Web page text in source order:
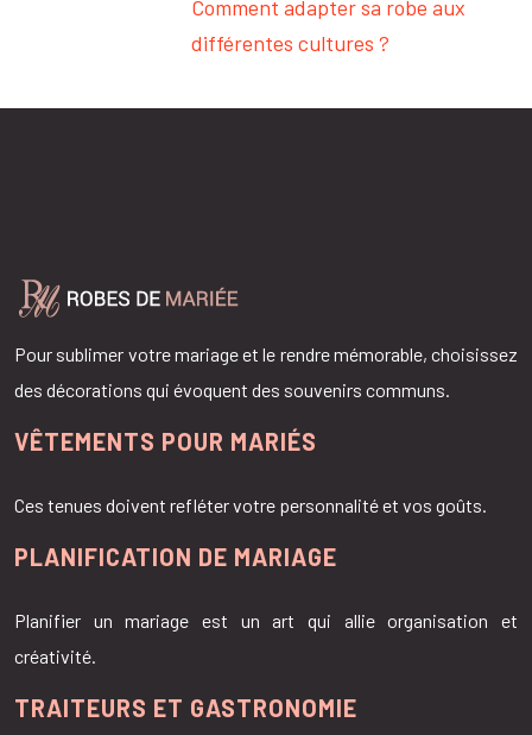
Comment adapter sa robe aux
différentes cultures ?
Pour sublimer votre mariage et le rendre mémorable, choisissez
des décorations qui évoquent des souvenirs communs.
VÊTEMENTS POUR MARIÉS
Ces tenues doivent refléter votre personnalité et vos goûts.
PLANIFICATION DE MARIAGE
Planifier un mariage est un art qui allie organisation et
créativité.
TRAITEURS ET GASTRONOMIE